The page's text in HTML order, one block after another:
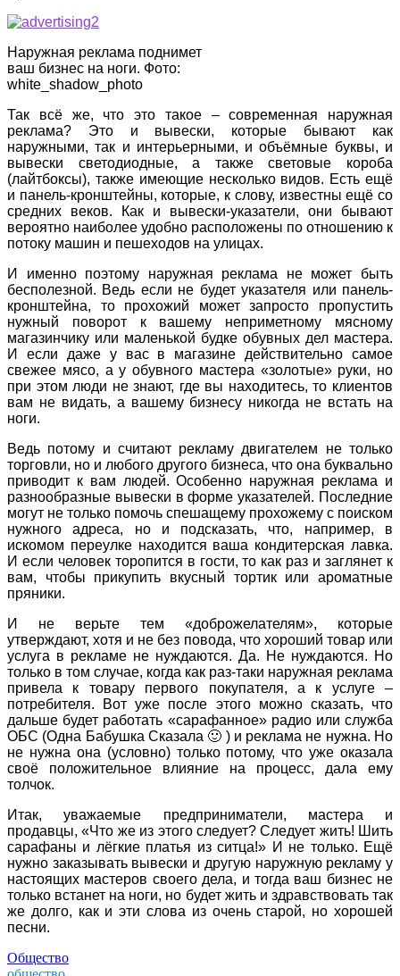
Наружная реклама поднимет
ваш бизнес на ноги. Фото:
white_shadow_photo
Так всё же, что это такое – современная наружная
реклама? Это и вывески, которые бывают как
наружными, так и интерьерными, и объёмные буквы, и
вывески светодиодные, а также световые короба
(лайтбоксы), также имеющие несколько видов. Есть ещё
и панель-кронштейны, которые, к слову, известны ещё со
средних веков. Как и вывески-указатели, они бывают
вероятно наиболее удобно расположены по отношению к
потоку машин и пешеходов на улицах.
И именно поэтому наружная реклама не может быть
бесполезной. Ведь если не будет указателя или панель-
кронштейна, то прохожий может запросто пропустить
нужный поворот к вашему неприметному мясному
магазинчику или маленькой будке обувных дел мастера.
И если даже у вас в магазине действительно самое
свежее мясо, а у обувного мастера «золотые» руки, но
при этом люди не знают, где вы находитесь, то клиентов
вам не видать, а вашему бизнесу никогда не встать на
ноги.
Ведь потому и считают рекламу двигателем не только
торговли, но и любого другого бизнеса, что она буквально
приводит к вам людей. Особенно наружная реклама и
разнообразные вывески в форме указателей. Последние
могут не только помочь спешащему прохожему с поиском
нужного адреса, но и подсказать, что, например, в
искомом переулке находится ваша кондитерская лавка.
И если человек торопится в гости, то как раз и заглянет к
вам, чтобы прикупить вкусный тортик или ароматные
пряники.
И не верьте тем «доброжелателям», которые
утверждают, хотя и не без повода, что хороший товар или
услуга в рекламе не нуждаются. Да. Не нуждаются. Но
только в том случае, когда как раз-таки наружная реклама
привела к товару первого покупателя, а к услуге –
потребителя. Вот уже после этого можно сказать, что
дальше будет работать «сарафанное» радио или служба
ОБС (Одна Бабушка Сказала 🙂 ) и реклама не нужна. Но
не нужна она (условно) только потому, что уже оказала
своё положительное влияние на процесс, дала ему
толчок.
Итак, уважаемые предприниматели, мастера и
продавцы, «Что же из этого следует? Следует жить! Шить
сарафаны и лёгкие платья из ситца!» И не только. Ещё
нужно заказывать вывески и другую наружную рекламу у
настоящих мастеров своего дела, и тогда ваш бизнес не
только встанет на ноги, но будет жить и здравствовать так
же долго, как и эти слова из очень старой, но хорошей
песни.
Общество